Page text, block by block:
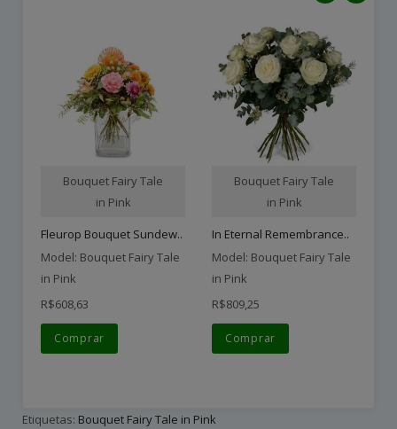
Bouquet Fairy Tale
in Pink
Fleurop Bouquet Sundew..
Model: Bouquet Fairy Tale
in Pink
R$608,63
Comprar
Bouquet Fairy Tale
in Pink
In Eternal Remembrance..
Model: Bouquet Fairy Tale
in Pink
R$809,25
Comprar
Etiquetas: Bouquet Fairy Tale in Pink